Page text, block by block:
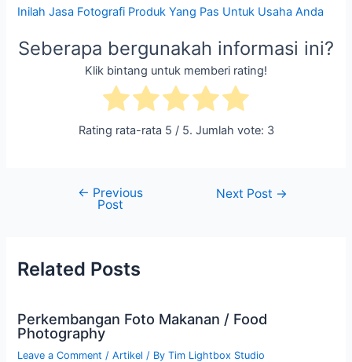
Inilah Jasa Fotografi Produk Yang Pas Untuk Usaha Anda
Seberapa bergunakah informasi ini?
Klik bintang untuk memberi rating!
Rating rata-rata 5 / 5. Jumlah vote: 3
← Previous
Post
Next Post →
Related Posts
Perkembangan Foto Makanan / Food
Photography
Leave a Comment /Artikel / ByTim Lightbox Studio